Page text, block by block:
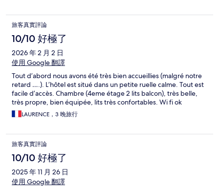
旅客真實評論
10/10 好極了
2026 年 2 月 2 日
使用 Google 翻譯
Tout d’abord nous avons été très bien accueillies (malgré notre
retard ….). L’hôtel est situé dans un petite ruelle calme. Tout est
facile d’accès. Chambre (4eme étage 2 lits balcon), très belle,
très propre, bien équipée, lits très confortables. Wi fi ok
LAURENCE，3 晚旅行
旅客真實評論
10/10 好極了
2025 年 11 月 26 日
使用 Google 翻譯